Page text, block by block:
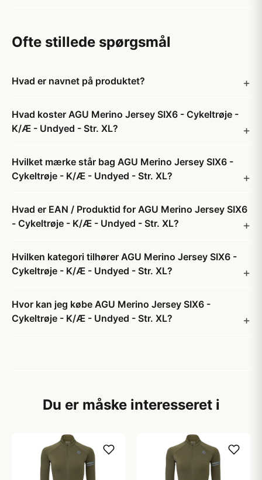
Ofte stillede spørgsmål
Hvad er navnet på produktet?
Hvad koster AGU Merino Jersey SIX6 - Cykeltrøje -
K/Æ - Undyed - Str. XL?
Hvilket mærke står bag AGU Merino Jersey SIX6 -
Cykeltrøje - K/Æ - Undyed - Str. XL?
Hvad er EAN / Produktid for AGU Merino Jersey SIX6
- Cykeltrøje - K/Æ - Undyed - Str. XL?
Hvilken kategori tilhører AGU Merino Jersey SIX6 -
Cykeltrøje - K/Æ - Undyed - Str. XL?
Hvor kan jeg købe AGU Merino Jersey SIX6 -
Cykeltrøje - K/Æ - Undyed - Str. XL?
Du er måske interesseret i